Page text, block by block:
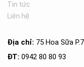
Tin tức
Liên hệ
Địa chỉ: 75 Hoa Sữa
ĐT: 0942 80 80 93